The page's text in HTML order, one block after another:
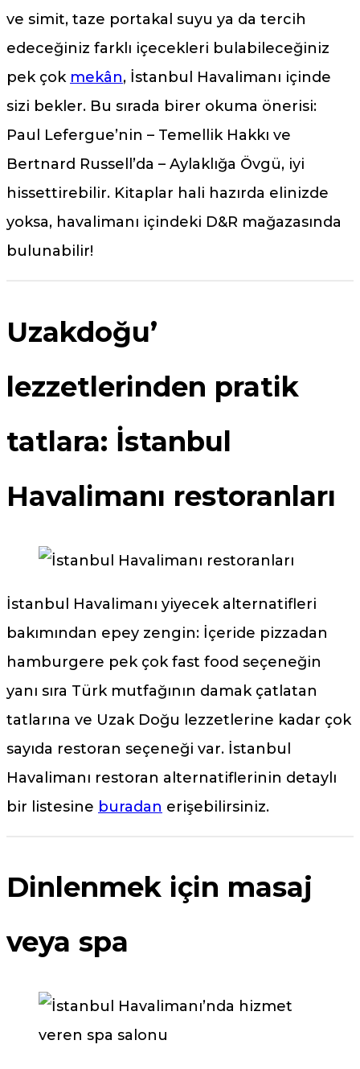
ve simit, taze portakal suyu ya da tercih
edeceğiniz farklı içecekleri bulabileceğiniz
pek çok mekân, İstanbul Havalimanı içinde
sizi bekler. Bu sırada birer okuma önerisi:
Paul Lefergue’nin – Temellik Hakkı ve
Bertnard Russell’da – Aylaklığa Övgü, iyi
hissettirebilir. Kitaplar hali hazırda elinizde
yoksa, havalimanı içindeki D&R mağazasında
bulunabilir!
Uzakdoğu’
lezzetlerinden pratik
tatlara: İstanbul
Havalimanı restoranları
İstanbul Havalimanı yiyecek alternatifleri
bakımından epey zengin: İçeride pizzadan
hamburgere pek çok fast food seçeneğin
yanı sıra Türk mutfağının damak çatlatan
tatlarına ve Uzak Doğu lezzetlerine kadar çok
sayıda restoran seçeneği var. İstanbul
Havalimanı restoran alternatiflerinin detaylı
bir listesine buradan erişebilirsiniz.
Dinlenmek için masaj
veya spa